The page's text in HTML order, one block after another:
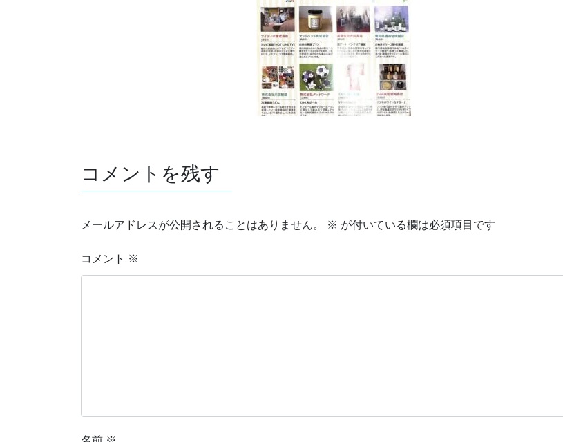
コメントを残す
メールアドレスが公開されることはありません。 ※ が付いている欄は必須項目です
コメント ※